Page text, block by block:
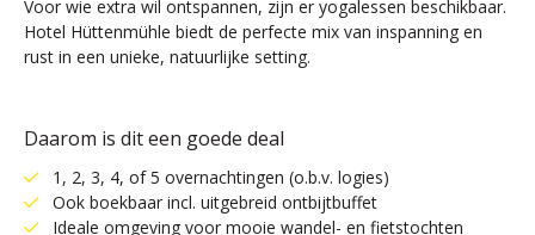
Voor wie extra wil ontspannen, zijn er yogalessen beschikbaar.
Hotel Hüttenmühle biedt de perfecte mix van inspanning en
rust in een unieke, natuurlijke setting.
Daarom is dit een goede deal
1, 2, 3, 4, of 5 overnachtingen (o.b.v. logies)
Ook boekbaar incl. uitgebreid ontbijtbuffet
Ideale omgeving voor mooie wandel- en fietstochten